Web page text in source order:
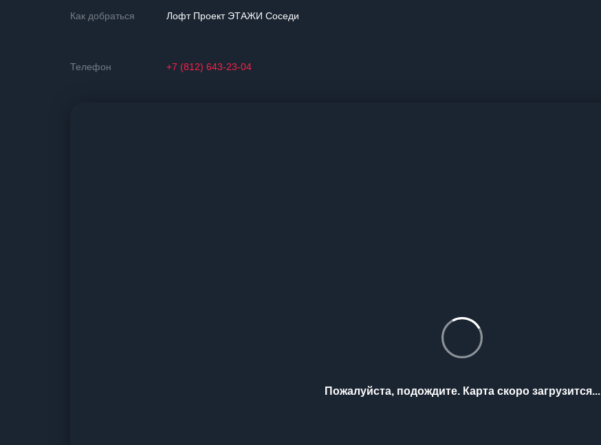
Как добраться Лофт Проект ЭТАЖИ Соседи
Телефон +7 (812) 643-23-04
Пожалуйста, подождите. Карта скоро загрузится...